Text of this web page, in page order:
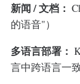
新闻 / 文档：
的语音"）
多语言部署：
言中跨语言一